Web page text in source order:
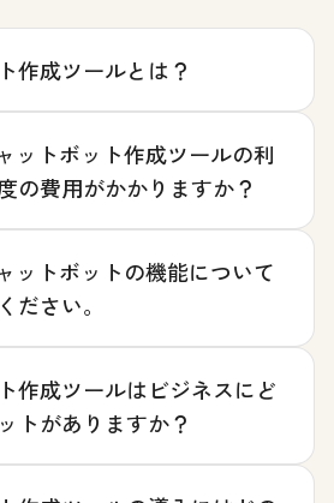
作成ツールとは？
ットボット作成ツールの利
の費用がかかりますか？
ットボットの機能について
ださい。
作成ツールはビジネスにど
トがありますか？